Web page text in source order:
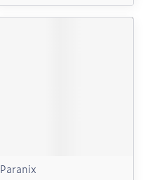
Paranix